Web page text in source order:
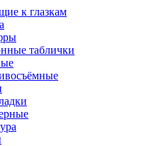
к глазкам
таблички